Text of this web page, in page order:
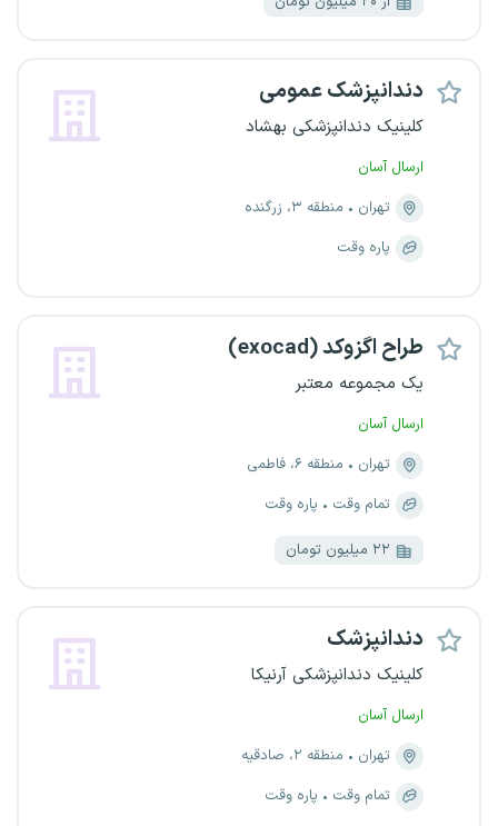
دندانپزشک عمومی
کلینیک دندانپزشکی بهشاد
ارسال آسان
تهران
منطقه ۳، زرگنده
پاره وقت
طراح اگزوکد (exocad)
یک مجموعه معتبر
ارسال آسان
تهران
منطقه ۶، فاطمی
تمام وقت
پاره وقت
۲۲ میلیون تومان
دندانپزشک
کلینیک دندانپزشکی آرنیکا
ارسال آسان
تهران
منطقه ۲، صادقیه
تمام وقت
پاره وقت